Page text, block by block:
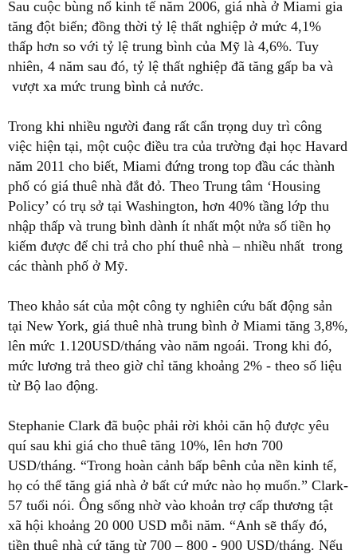
Sau cuộc bùng nổ kinh tế năm 2006, giá nhà ở Miami gia
tăng đột biến; đồng thời tỷ lệ thất nghiệp ở mức 4,1%
thấp hơn so với tỷ lệ trung bình của Mỹ là 4,6%. Tuy
nhiên, 4 năm sau đó, tỷ lệ thất nghiệp đã tăng gấp ba và
vượt xa mức trung bình cả nước.
Trong khi nhiều người đang rất cẩn trọng duy trì công
việc hiện tại, một cuộc điều tra của trường đại học Havard
năm 2011 cho biết, Miami đứng trong top đầu các thành
phố có giá thuê nhà đắt đỏ. Theo Trung tâm ‘Housing
Policy’ có trụ sở tại Washington, hơn 40% tầng lớp thu
nhập thấp và trung bình dành ít nhất một nửa số tiền họ
kiếm được để chi trả cho phí thuê nhà – nhiều nhất trong
các thành phố ở Mỹ.
Theo khảo sát của một công ty nghiên cứu bất động sản
tại New York, giá thuê nhà trung bình ở Miami tăng 3,8%,
lên mức 1.120USD/tháng vào năm ngoái. Trong khi đó,
mức lương trả theo giờ chỉ tăng khoảng 2% - theo số liệu
từ Bộ lao động.
Stephanie Clark đã buộc phải rời khỏi căn hộ được yêu
quí sau khi giá cho thuê tăng 10%, lên hơn 700
USD/tháng. “Trong hoàn cảnh bấp bênh của nền kinh tế,
họ có thể tăng giá nhà ở bất cứ mức nào họ muốn.” Clark-
57 tuổi nói. Ông sống nhờ vào khoản trợ cấp thương tật
xã hội khoảng 20 000 USD mỗi năm. “Anh sẽ thấy đó,
tiền thuê nhà cứ tăng từ 700 – 800 - 900 USD/tháng. Nếu